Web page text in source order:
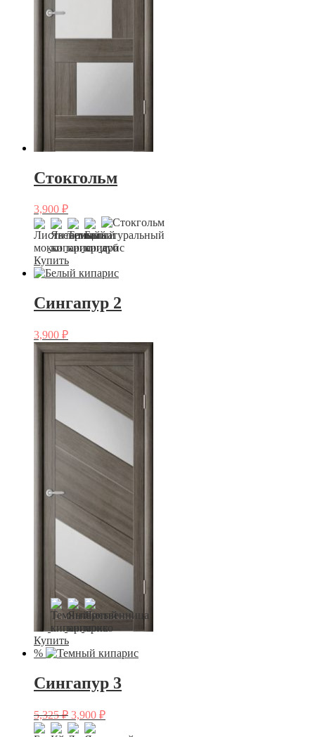
Стокгольм
3,900 ₽
Купить
Сингапур 2
3,900 ₽
Купить
%
Сингапур 3
5,325₽ 3,900 ₽